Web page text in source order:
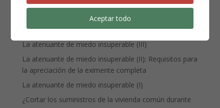
ENTRADAS RECIENTES
Denuncia, querella y atestado policial: por qué no es lo
mismo
La atenuante de miedo insuperable (III)
La atenuante de miedo insuperable (II): Requisitos para
la apreciación de la eximente completa
La atenuante de miedo insuperable (I)
¿Cortar los suministros de la vivienda común durante
Aceptar todo